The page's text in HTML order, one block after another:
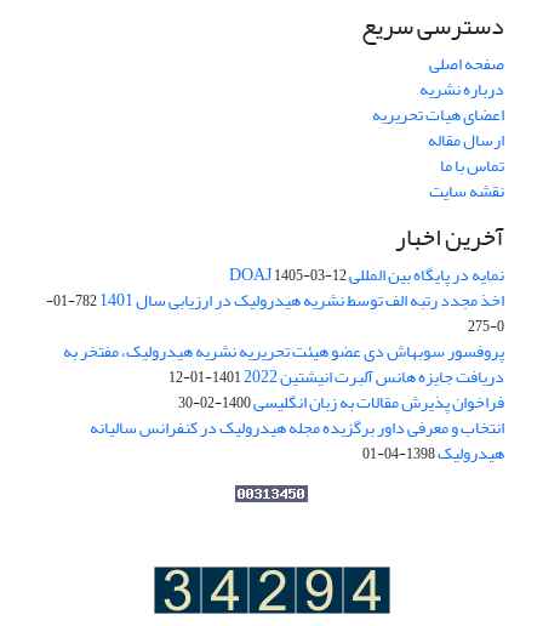
دسترسی سریع
صفحه اصلی
درباره نشریه
اعضای هیات تحریریه
ارسال مقاله
تماس با ما
نقشه سایت
آخرین اخبار
نمایه در پایگاه بین المللی DOAJ1405-03-12
اخذ مجدد رتبه الف توسط نشریه هیدرولیک در ارزیابی سال 1401
782-01-
0-275
پروفسور سوبهاش دی عضو هیئت تحریریه نشریه هیدرولیک، مفتخر به
دریافت جایزه هانس آلبرت انیشتین 2022 1401-01-12
فراخوان پذیرش مقالات به زبان انگلیسی1400-02-30
انتخاب و معرفی داور برگزیده مجله هیدرولیک در کنفرانس سالیانه
هیدرولیک1398-04-01